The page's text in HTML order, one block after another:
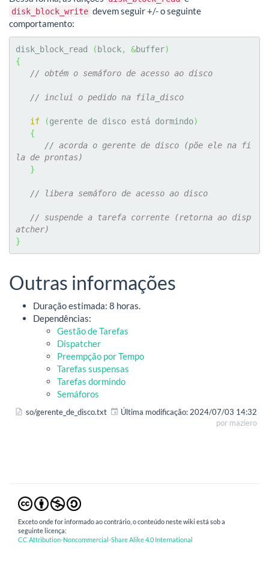
disk_block_write devem seguir +/- o seguinte
comportamento:
disk_block_read ( block, &buffer)
{
// obtém o semáforo de acesso ao disco
// inclui o pedido na fila_disco
if (gerente de disco está dormindo)
{
// acorda o gerente de disco (põe ele na fi
la de prontas)
}
// libera semáforo de acesso ao disco
// suspende a tarefa corrente (retorna ao disp
atcher)
}
Outras informações
Duração estimada: 8 horas.
Dependências:
Gestão de Tarefas
Dispatcher
Preempção por Tempo
Tarefas suspensas
Tarefas dormindo
Semáforos
so/gerente_de_disco.txt Última modificação:2024/07/03 14:32
por maziero
Exceto onde for informado ao contrário, o conteúdo neste wiki está sob a
seguinte licença:
CC Attribution-Noncommercial-Share Alike 4.0 International